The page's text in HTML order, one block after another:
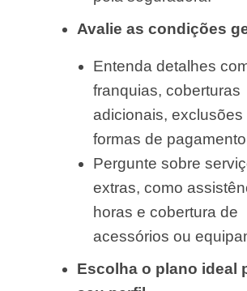
Avalie as condições
Entenda detalhes
franquias, coberturas
adicionais, exclusões
formas de
Pergunte sobre
extras, como
horas e cobertura de
acessórios ou
Escolha o plano ideal